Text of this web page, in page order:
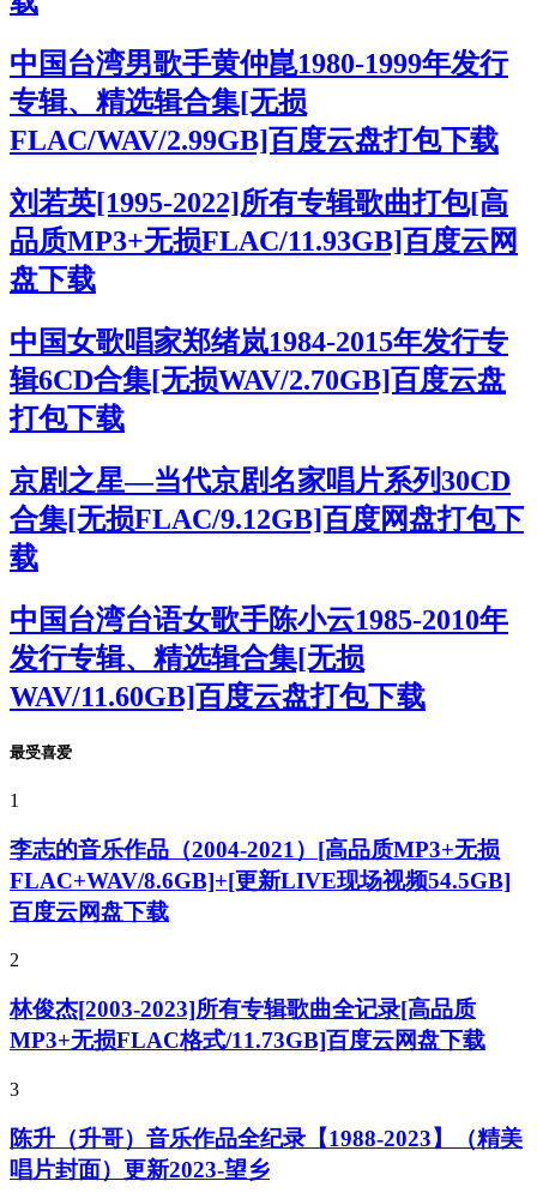
中国台湾男歌手黄仲崑1980-1999年发行
专辑、精选辑合集[无损
FLAC/WAV/2.99GB]百度云盘打包下载
刘若英[1995-2022]所有专辑歌曲打包[高
品质MP3+无损FLAC/11.93GB]百度云网
盘下载
中国女歌唱家郑绪岚1984-2015年发行专
辑6CD合集[无损WAV/2.70GB]百度云盘
打包下载
京剧之星—当代京剧名家唱片系列30CD
合集[无损FLAC/9.12GB]百度网盘打包下
载
中国台湾台语女歌手陈小云1985-2010年
发行专辑、精选辑合集[无损
WAV/11.60GB]百度云盘打包下载
最受喜爱
1
李志的音乐作品（2004-2021）[高品质MP3+无损
FLAC+WAV/8.6GB]+[更新LIVE现场视频54.5GB]
百度云网盘下载
2
林俊杰[2003-2023]所有专辑歌曲全记录[高品质
MP3+无损FLAC格式/11.73GB]百度云网盘下载
3
陈升（升哥）音乐作品全纪录【1988-2023】（精美
唱片封面）更新2023-望乡